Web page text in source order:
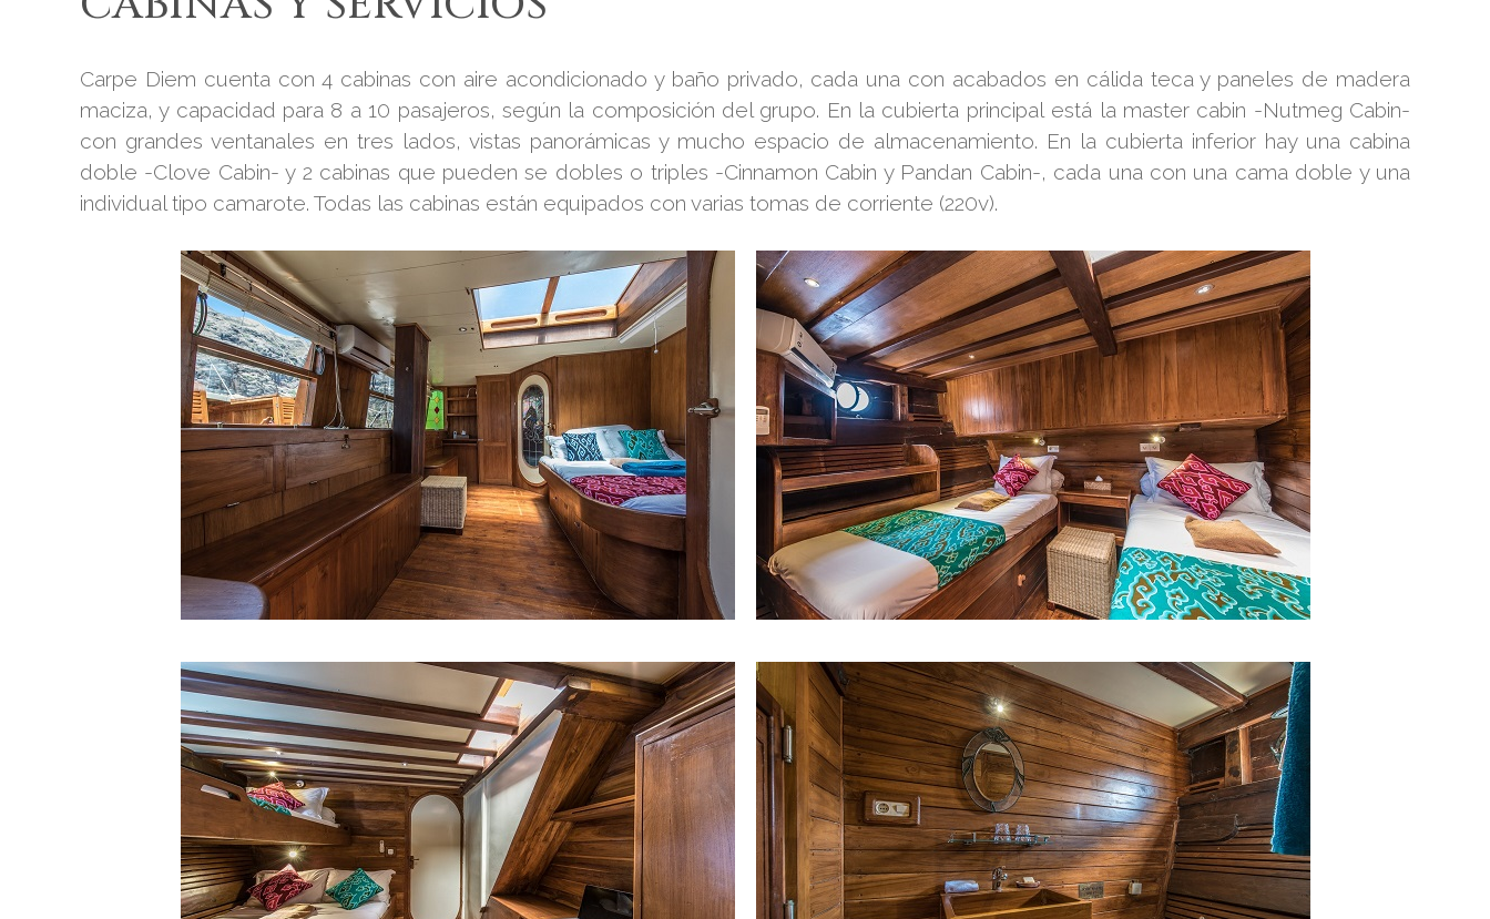
Carpe Diem cuenta con 4 cabinas con aire acondicionado y baño privado, cada una con acabados en cálida teca y paneles de madera
maciza, y capacidad para 8 a 10 pasajeros, según la composición del grupo. En la cubierta principal está la master cabin -Nutmeg Cabin-
con grandes ventanales en tres lados, vistas panorámicas y mucho espacio de almacenamiento. En la cubierta inferior hay una cabina
doble -Clove Cabin- y 2 cabinas que pueden se dobles o triples -Cinnamon Cabin y Pandan Cabin-, cada una con una cama doble y una
individual tipo camarote. Todas las cabinas están equipados con varias tomas de corriente (220v).